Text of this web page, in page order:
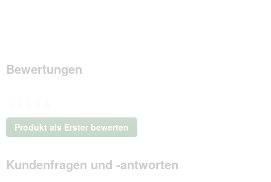
Bewertungen
Kein
Beurteilungswert
Produkt als Erster bewerten
.
dieser
Aktion
Kundenfragen und -antworten